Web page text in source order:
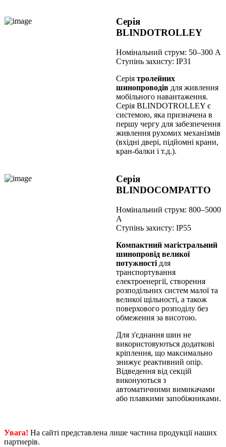
Серія
BLINDOTROLLEY
Номінальний струм: 50–300 А
Ступінь захисту: IP31
Серія тролейних
шинопроводів для живлення
мобільного навантаження.
Серія BLINDOTROLLEY є
системою, яка призначена в
першу чергу для забезпечення
живлення рухомих механізмів
(вхідні двері, підйомні крани,
кран-балки і т.д.).
Серія
BLINDOCOMPATTO
Номінальний струм: 800–5000
А
Ступінь захисту: IP55
Компактний магістральний
шинопровід великої
потужності для
транспортування
електроенергії, створення
розподільних систем малої та
великої щільності, а також
поверхового розподілу без
обмеження за висотою.
Для з'єднання шин не
використовуються додаткові
кріплення, що максимально
знижує реактивний опір.
Відведення від секцій
виконуються з
автоматичними вимикачами
або плавкими запобіжниками.
Увага! На сайті представлена лише частина продукції наших
партнерів.